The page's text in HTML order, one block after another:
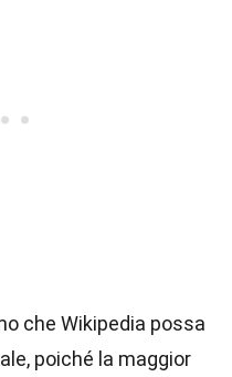
che Wikipedia possa
poiché la maggior